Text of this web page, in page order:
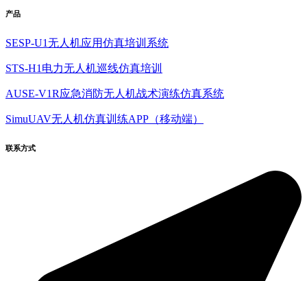
产品
SESP-U1无人机应用仿真培训系统
STS-H1电力无人机巡线仿真培训
AUSE-V1R应急消防无人机战术演练仿真系统
SimuUAV无人机仿真训练APP（移动端）
联系方式